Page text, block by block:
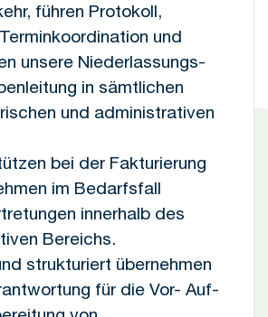
führen Protokoll,
und
unsere Niederlassungs-
in sämtlichen
und administrativen
bei der Fakturierung
im Bedarfsfall
innerhalb des
Bereichs.
strukturiert übernehmen
für die Vor- Auf-